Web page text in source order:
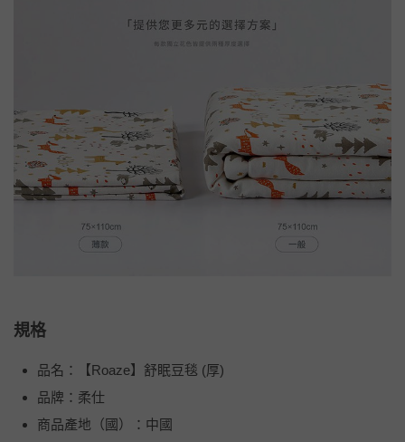
規格
品名：【Roaze】舒眠豆毯 (厚)
品牌：柔仕
商品產地（國）：中國